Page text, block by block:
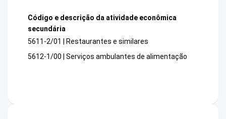
Código e descrição da atividade econômica
secundária
5611-2/01 | Restaurantes e similares
5612-1/00 | Serviços ambulantes de alimentação